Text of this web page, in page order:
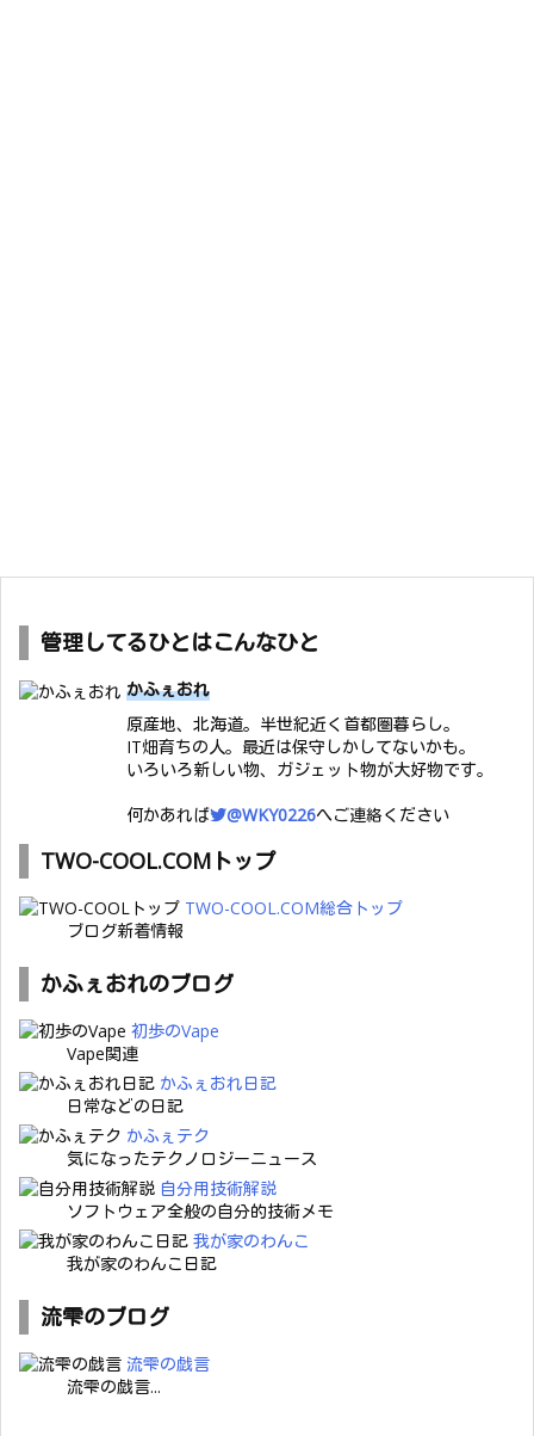
管理してるひとはこんなひと
かふぇおれ
原産地、北海道。半世紀近く首都圏暮らし。
IT畑育ちの人。最近は保守しかしてないかも。
いろいろ新しい物、ガジェット物が大好物です。
何かあれば
@WKY0226へご連絡ください
TWO-COOL.COMトップ
TWO-COOL.COM総合トップ
ブログ新着情報
かふぇおれのブログ
初歩のVape
Vape関連
かふぇおれ日記
日常などの日記
かふぇテク
気になったテクノロジーニュース
自分用技術解説
ソフトウェア全般の自分的技術メモ
我が家のわんこ
我が家のわんこ日記
流雫のブログ
流雫の戯言
流雫の戯言...